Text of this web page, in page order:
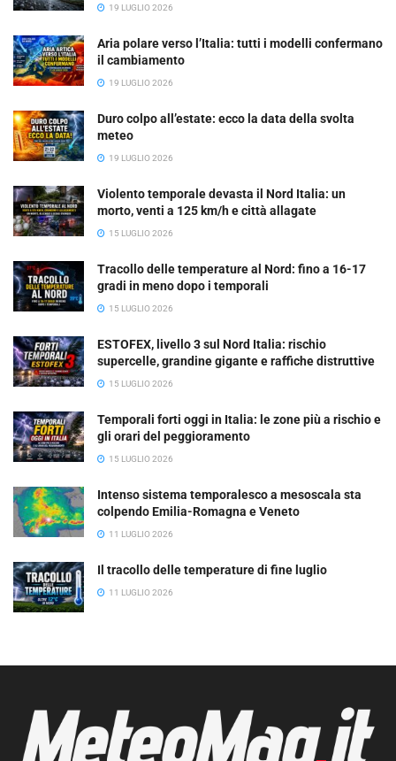
19 LUGLIO 2026
Aria polare verso l’Italia: tutti i modelli confermano
il cambiamento
19 LUGLIO 2026
Duro colpo all’estate: ecco la data della svolta
meteo
19 LUGLIO 2026
Violento temporale devasta il Nord Italia: un
morto, venti a 125 km/h e città allagate
15 LUGLIO 2026
Tracollo delle temperature al Nord: fino a 16-17
gradi in meno dopo i temporali
15 LUGLIO 2026
ESTOFEX, livello 3 sul Nord Italia: rischio
supercelle, grandine gigante e raffiche distruttive
15 LUGLIO 2026
Temporali forti oggi in Italia: le zone più a rischio e
gli orari del peggioramento
15 LUGLIO 2026
Intenso sistema temporalesco a mesoscala sta
colpendo Emilia-Romagna e Veneto
11 LUGLIO 2026
Il tracollo delle temperature di fine luglio
11 LUGLIO 2026